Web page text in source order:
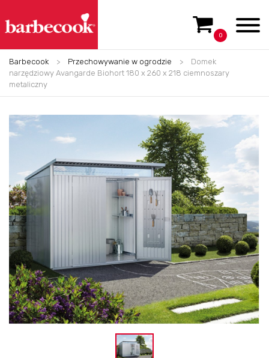
0
Barbecook > Przechowywanie w ogrodzie >
Domek
narzędziowy Avangarde Biohort 180 x 260 x 218 ciemnoszary
metaliczny